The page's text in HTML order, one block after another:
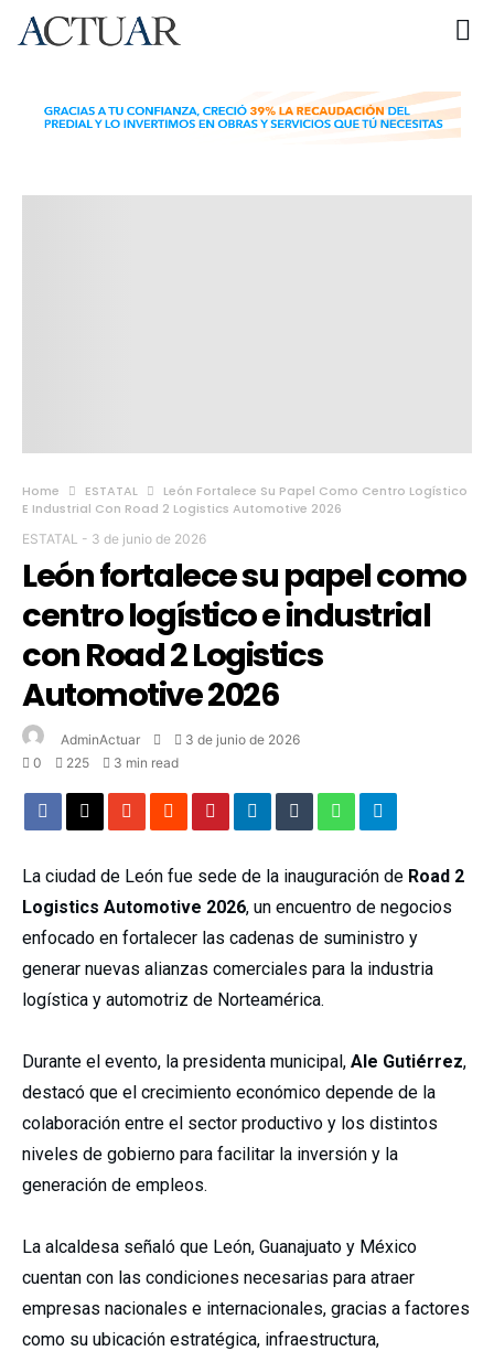
Home ESTATAL
León Fortalece Su Papel Como Centro Logístico
E Industrial Con Road 2 Logistics Automotive 2026
ESTATAL - 3 de junio de 2026
León fortalece su papel como
centro logístico e industrial
con Road 2 Logistics
Automotive 2026
AdminActuar
3 de junio de 2026
0
225 3 min read
La ciudad de León fue sede de la inauguración de Road 2
Logistics Automotive 2026, un encuentro de negocios
enfocado en fortalecer las cadenas de suministro y
generar nuevas alianzas comerciales para la industria
logística y automotriz de Norteamérica.
Durante el evento, la presidenta municipal, Ale Gutiérrez,
destacó que el crecimiento económico depende de la
colaboración entre el sector productivo y los distintos
niveles de gobierno para facilitar la inversión y la
generación de empleos.
La alcaldesa señaló que León, Guanajuato y México
cuentan con las condiciones necesarias para atraer
empresas nacionales e internacionales, gracias a factores
como su ubicación estratégica, infraestructura,